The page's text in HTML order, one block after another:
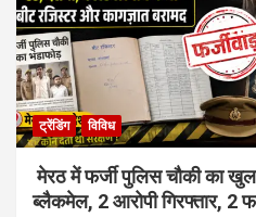
ट्रेंडिंग विविध
मेरठ में फर्जी पुलिस चौकी का
ब्लैकमेल, 2 आरोपी गिरफ्तार, 2